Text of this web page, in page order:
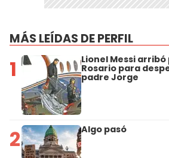
MÁS LEÍDAS DE PERFIL
1 Lionel Messi
Rosario para
padre Jorge
2 Algo pasó